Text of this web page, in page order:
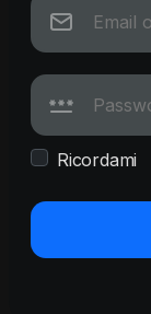
Ricordami